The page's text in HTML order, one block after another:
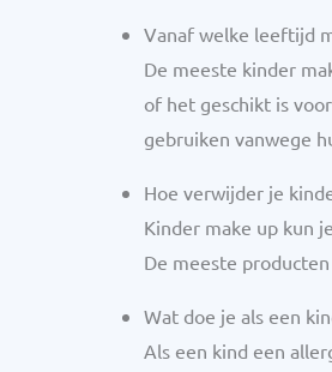
Vanaf welke leeftijd
De meeste kinder
of het geschikt is
gebruiken vanwege
Hoe verwijder je
Kinder make up kun
De meeste
Wat doe je als een
Als een kind een